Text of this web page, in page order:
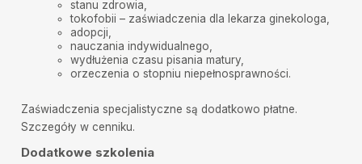
BARDZO DOBRY SPECJALISTA . POLECAM.
Ada•2025-09-03
Profesjonalna opieka
Wdzięczna•2025-08-13
latach brania różnych leków od różnych lekarzy, w
końcu czuje że żyje :) Dziekuje
Karolina•2025-08-11
stanu zdrowia,
tokofobii – zaświadczenia dla lekarza ginekologa,
adopcji,
nauczania indywidualnego,
wydłużenia czasu pisania matury,
orzeczenia o stopniu niepełnosprawności.
Zaświadczenia specjalistyczne są dodatkowo płatne.
Szczegóły w cenniku.
Dodatkowe szkolenia